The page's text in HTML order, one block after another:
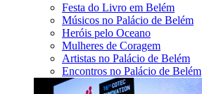
Festa do Livro em Belém
Músicos no Palácio de Belém
Heróis pelo Oceano
Mulheres de Coragem
Artistas no Palácio de Belém
Encontros no Palácio de Belém